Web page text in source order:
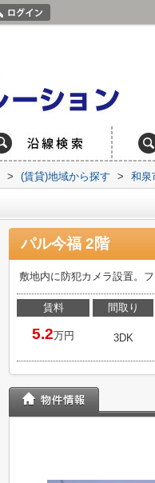
> (賃貸)地域から探す > 和泉
パル今福 2階
敷地内に防犯カメラ設置。
賃料
5.2万円
間取り
3DK